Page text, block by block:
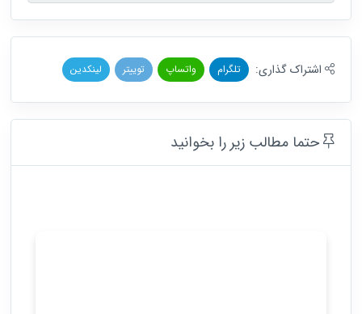
اشتراک گذاری: تلگرام واتساپ توییتر لینکدین
حتما مطالب زیر را بخوانید